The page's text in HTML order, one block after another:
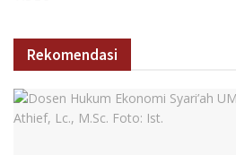
Rekomendasi